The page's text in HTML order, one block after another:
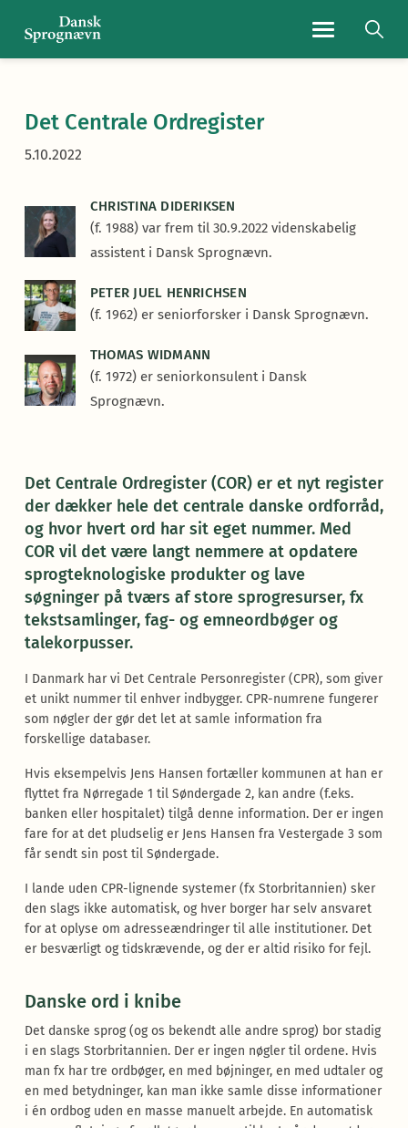
Det Centrale Ordregister
5.10.2022
CHRISTINA DIDERIKSEN
(f. 1988) var frem til 30.9.2022 videnskabelig
assistent i Dansk Sprognævn.
PETER JUEL HENRICHSEN
(f. 1962) er seniorforsker i Dansk Sprognævn.
THOMAS WIDMANN
(f. 1972) er seniorkonsulent i Dansk
Sprognævn.
Det Centrale Ordregister (COR) er et nyt register
der dækker hele det centrale danske ordforråd,
og hvor hvert ord har sit eget nummer. Med
COR vil det være langt nemmere at opdatere
sprogteknologiske produkter og lave
søgninger på tværs af store sprogresurser, fx
tekstsamlinger, fag- og emneordbøger og
talekorpusser.
I Danmark har vi Det Centrale Personregister (CPR), som giver
et unikt nummer til enhver indbygger. CPR-numrene fungerer
som nøgler der gør det let at samle information fra
forskellige databaser.
Hvis eksempelvis Jens Hansen fortæller kommunen at han er
flyttet fra Nørregade 1 til Søndergade 2, kan andre (f.eks.
banken eller hospitalet) tilgå denne information. Der er ingen
fare for at det pludselig er Jens Hansen fra Vestergade 3 som
får sendt sin post til Søndergade.
I lande uden CPR-lignende systemer (fx Storbritannien) sker
den slags ikke automatisk, og hver borger har selv ansvaret
for at oplyse om adresseændringer til alle institutioner. Det
er besværligt og tidskrævende, og der er altid risiko for fejl.
Danske ord i knibe
Det danske sprog (og os bekendt alle andre sprog) bor stadig
i en slags Storbritannien. Der er ingen nøgler til ordene. Hvis
man fx har tre ordbøger, en med bøjninger, en med udtaler og
en med betydninger, kan man ikke samle disse informationer
i én ordbog uden en masse manuelt arbejde. En automatisk